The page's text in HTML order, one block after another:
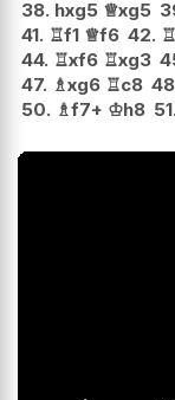
38. hxg5 ♕xg5
41. ♖f1 ♕f6 42. ♖
44. ♖xf6 ♖xg3
47. ♗xg6 ♖c8
50. ♗f7+ ♔h8 51.